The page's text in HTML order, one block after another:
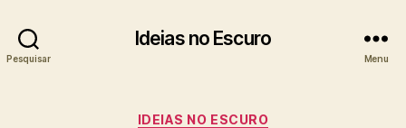
Pesquisar
Ideias no Escuro
Menu
Categorias
IDEIAS NO ESCURO